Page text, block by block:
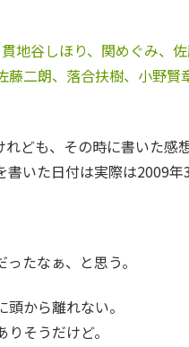
谷しほり、関めぐみ、
二朗、落合扶樹、小野
ども、その時に書いた感
いた日付は実際は2009年3
たなぁ、と思う。
から離れない。
そうだけど。